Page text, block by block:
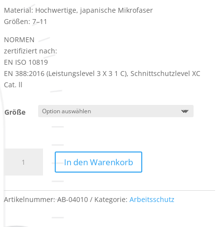
Material: Hochwertige, japanische Mikrofaser
Größen: 7–11
NORMEN
zertifiziert nach:
EN ISO 10819
EN 388:2016 (Leistungslevel 3 X 3 1 C), Schnittschutzlevel XC
Cat. ll
Größe
Vibrationsschutzhandschuh
Menge
In den Warenkorb
Artikelnummer: AB-04010 Kategorie: Arbeitsschutz